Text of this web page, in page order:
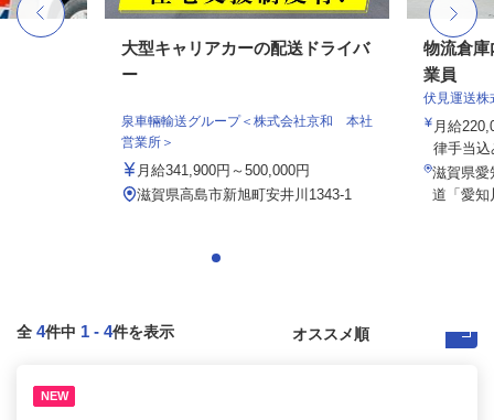
大型キャリアカーの配送ドライバ
ー
泉車輛輸送グループ＜株式会社京和 本社
営業所＞
月給341,900円～500,000円
滋賀県高島市新旭町安井川1343-1
物流倉庫
業員
伏見運送株
月給
律手当
滋賀県愛
道「愛知
全 4件中 1 - 4件を表示
NEW